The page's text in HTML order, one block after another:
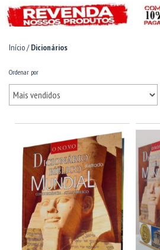
Início/ Dicionários
Ordenar por